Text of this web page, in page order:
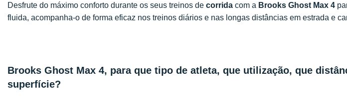
Desfrute do máximo conforto durante os seus treinos de corrida com a Brooks Ghost Max 4
fluida, acompanha-o de forma eficaz nos treinos diários e nas longas distâncias em estrada e
Brooks Ghost Max 4, para que tipo de atleta, que utilização, que
superfície?